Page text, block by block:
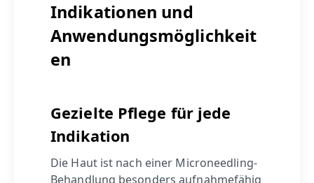
Indikationen und
Anwendungsmöglichkeit
en
Gezielte Pflege für jede
Indikation
Die Haut ist nach einer Microneedling-
Behandlung besonders aufnahmefähig